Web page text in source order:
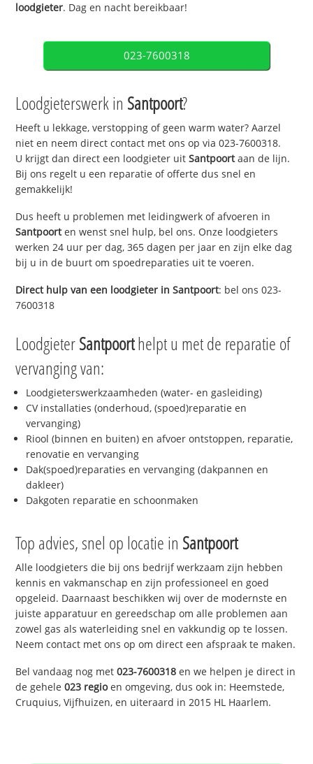
loodgieter. Dag en nacht bereikbaar!
023-7600318
Loodgieterswerk in Santpoort?
Heeft u lekkage, verstopping of geen warm water? Aarzel
niet en neem direct contact met ons op via 023-7600318.
U krijgt dan direct een loodgieter uitSantpoortaan de lijn.
Bij ons regelt u een reparatie of offerte dus snel en
gemakkelijk!
Dus heeft u problemen met leidingwerk of afvoeren in
Santpoorten wenst snel hulp, bel ons. Onze loodgieters
werken 24 uur per dag, 365 dagen per jaar en zijn elke dag
bij u in de buurt om spoedreparaties uit te voeren.
Direct hulp van een loodgieter inSantpoort: bel ons 023-
7600318
LoodgieterSantpoorthelpt u met de reparatie of
vervanging van:
Loodgieterswerkzaamheden (water- en gasleiding)
CV installaties (onderhoud, (spoed)reparatie en
vervanging)
Riool (binnen en buiten) en afvoer ontstoppen, reparatie,
renovatie en vervanging
Dak(spoed)reparaties en vervanging (dakpannen en
dakleer)
Dakgoten reparatie en schoonmaken
Top advies, snel op locatie in Santpoort
Alle loodgieters die bij ons bedrijf werkzaam zijn hebben
kennis en vakmanschap en zijn professioneel en goed
opgeleid. Daarnaast beschikken wij over de modernste en
juiste apparatuur en gereedschap om alle problemen aan
zowel gas als waterleiding snel en vakkundig op te lossen.
Neem contact met ons op om direct een afspraak te maken.
Bel vandaag nog met023-7600318 en we helpen je direct in
de gehele023 regioen omgeving, dus ook in: Heemstede,
Cruquius, Vijfhuizen, en uiteraard in 2015 HL Haarlem.